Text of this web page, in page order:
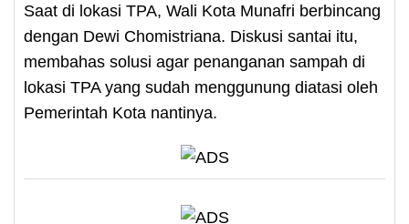
Saat di lokasi TPA, Wali Kota Munafri berbincang
dengan Dewi Chomistriana. Diskusi santai itu,
membahas solusi agar penanganan sampah di
lokasi TPA yang sudah menggunung diatasi oleh
Pemerintah Kota nantinya.